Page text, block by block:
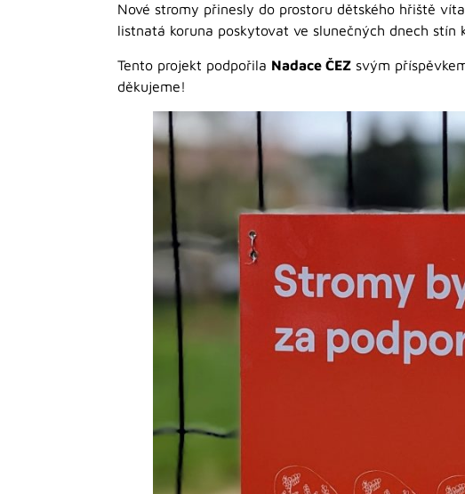
Nové stromy přinesly do prostoru dětského hřiště
listnatá koruna poskytovat ve slunečných dnech stín
Tento projekt podpořila Nadace ČEZ svým
děkujeme!